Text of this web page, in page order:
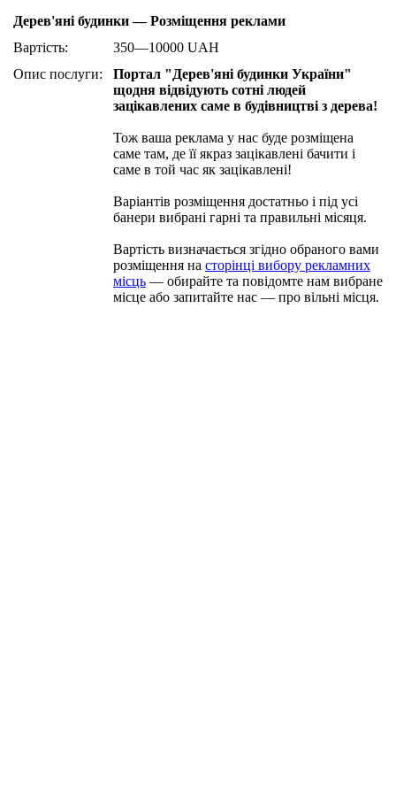
Дерев'яні будинки — Розміщення реклами
Вартість:
350—10000 UAH
Опис послуги:
Портал "Дерев'яні будинки України"
щодня відвідують сотні людей
зацікавлених саме в будівництві з дерева!
Тож ваша реклама у нас буде розміщена
саме там, де її якраз зацікавлені бачити і
саме в той час як зацікавлені!
Варіантів розміщення достатньо і під усі
банери вибрані гарні та правильні місяця.
Вартість визначається згідно обраного вами
розміщення на сторінці вибору рекламних
місць — обирайте та повідомте нам вибране
місце або запитайте нас — про вільні місця.